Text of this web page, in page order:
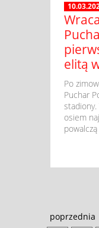
elitą
Po
Puchar
osiem
powalczą
poprzednia